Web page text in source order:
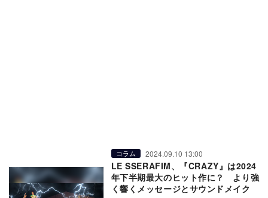
コラム 2024.09.10 13:00
LE SSERAFIM、『CRAZY』は2024
年下半期最大のヒット作に？ より強
く響くメッセージとサウンドメイク